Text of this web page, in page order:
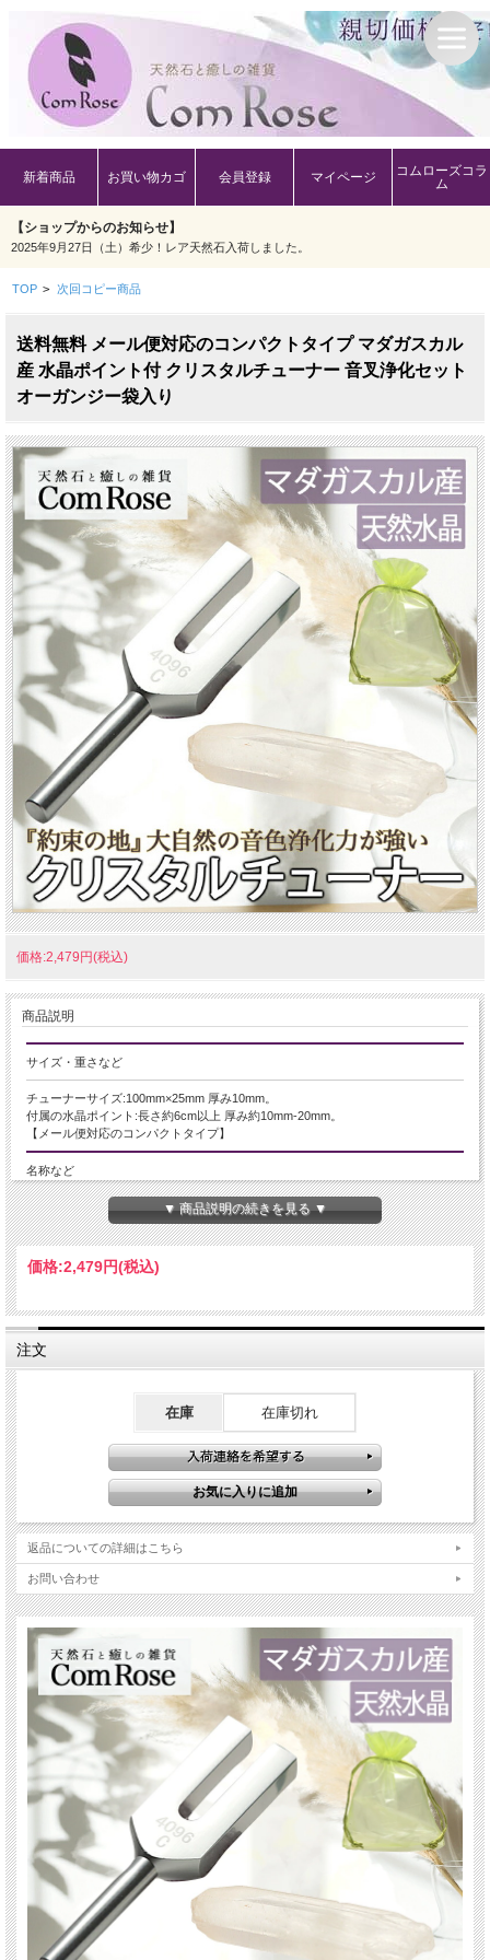
新着商品 お買い物カゴ 会員登録 マイページ
コムローズコラ
ム
【ショップからのお知らせ】
2025年9月27日（土）希少！レア天然石入荷しました。
TOP > 次回コピー商品
送料無料 メール便対応のコンパクトタイプ マダガスカル
産 水晶ポイント付 クリスタルチューナー 音叉浄化セット
オーガンジー袋入り
価格:2,479円(税込)
商品説明
サイズ・重さなど
チューナーサイズ:100mm×25mm 厚み10mm。
付属の水晶ポイント:長さ約6cm以上 厚み約10mm-20mm。
【メール便対応のコンパクトタイプ】
名称など
水晶ポイント付 クリスタルチューナー
商品説明
『約束の地』大自然の音色、最強浄化のクリスタルチューナー
マダガスカル産の水晶ポイント付き、最強浄化のクリスタルチューナーが入荷致
しました！
珍しいパワーストーンが沢山採掘される事でも有名なマダガスカルは、自然学者
にとって『約束の地』と言わしめた聖地。そんな大自然のパワーを秘めたナチュ
マダガスカル産水晶ポイントは表面の付着物やインクルージョンが多くみられる
傾向にあり、鉄分由来でオレンジに色づいたタンジェリンクォーツや、表面がス
4096Hzの高周波で開く天使の扉。
美しい音を響かせるクリスタルチューナー（インド製）天然水晶ポイント付！
【クリスタルチューナー】
1790年スコットランド医師・化学者であるウィリアム・カレンの研究で音による
たのがクリスタルチューナーです。
チューナーによって空間を振動させ、人体と共鳴させることによってリラックス
を促進させる効果があると云われています。
現在では空間や場、天然石などの浄化にも広く使用されるアイテムとなっていま
採れたてそのままのナチュラルポイント(人工的なカットのされていない、水晶の
天然結晶)付きです！
チューナーで浄化する際に軽くたたいてお使いください。
ご注意事項
※チューナーは海外輸入品です。表面に細かなキズや欠け(画像6枚目)がある場合
がございます。ご了承ください。
※チューナーの叩き方によって鳴り方はかわります。
※チューナーはレプリカです。精密加工品ではございませんので、ご理解いただ
いた上でのご利用をお願い致します。
※水晶ポイントの大きさ長さは様々です。また種類はランダムでガーデン入り・
虹入り・スモーキーなどレアなタイプもありますが選べません。
※付属の水晶ポイントには先端のカケやクラックなどがある場合がございますが
ご了承下さいませ。
▼ 商品説明の続きを見る ▼
価格:2,479円(税込)
注文
在庫 在庫切れ
返品についての詳細はこちら
お問い合わせ